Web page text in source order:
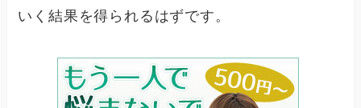
いく結果を得られるはずです。